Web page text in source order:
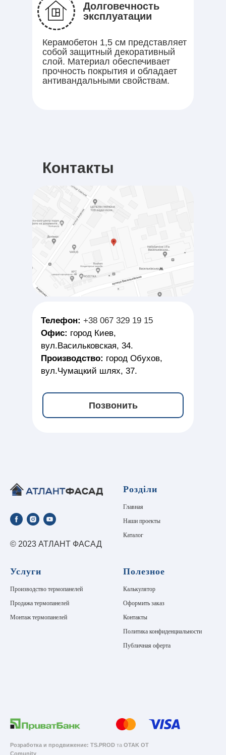
Долговечность
эксплуатации
Керамобетон 1,5 см представляет
собой защитный декоративный
слой. Материал обеспечивает
прочность покрытия и обладает
антивандальными свойствам.
Контакты
Телефон: +38 067 329 19 15
Офис: город Киев,
вул.Васильковская, 34.
Производство: город Обухов,
вул.Чумацкий шлях, 37.
Позвонить
© 2023 АТЛАНТ ФАСАД
Розділи
Главная
Наши проекты
Каталог
Услуги
Производство термопанелей
Продажа термопанелей
Монтаж термопанелей
Полезное
Калькулятор
Оформить заказ
Контакты
Политика конфиденциальности
Публичная оферта
Розработка и продвижение: TS.PROD та OTAK OT
Comunity